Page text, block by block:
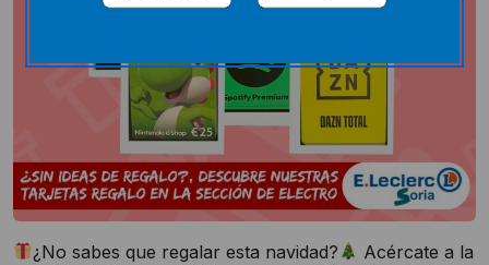
¿No sabes que regalar esta navidad?
Acércate a la